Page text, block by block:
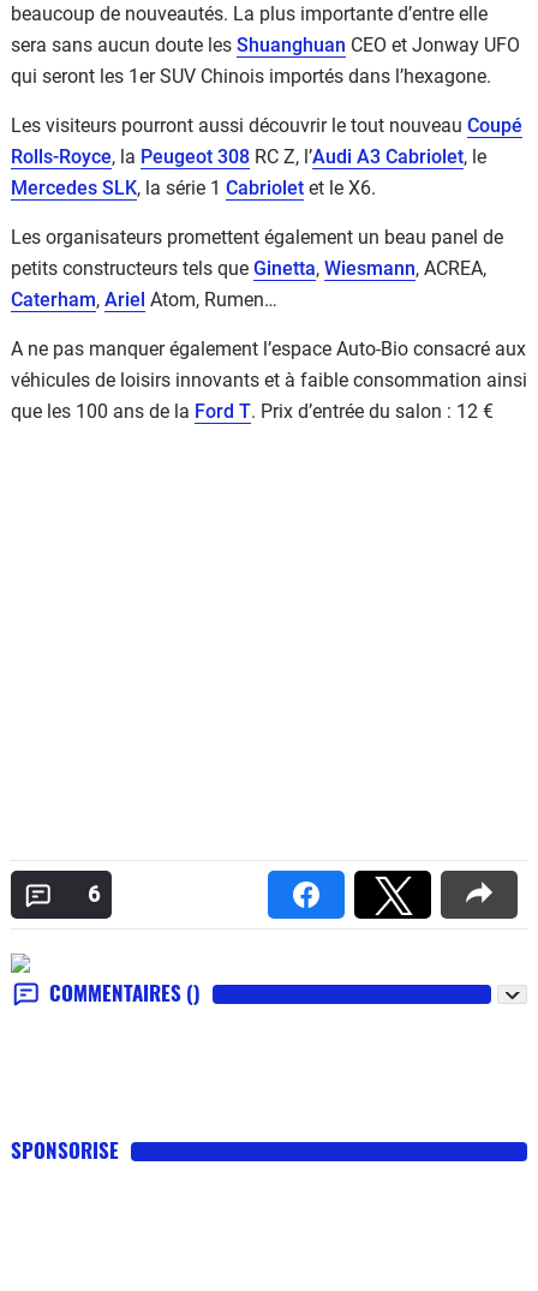
beaucoup de nouveautés. La plus importante d’entre elle
sera sans aucun doute les Shuanghuan CEO et Jonway UFO
qui seront les 1er SUV Chinois importés dans l’hexagone.
Les visiteurs pourront aussi découvrir le tout nouveau Coupé
Rolls-Royce, la Peugeot 308 RC Z, l’Audi A3 Cabriolet, le
Mercedes SLK, la série 1 Cabriolet et le X6.
Les organisateurs promettent également un beau panel de
petits constructeurs tels que Ginetta, Wiesmann, ACREA,
Caterham, Ariel Atom, Rumen…
A ne pas manquer également l’espace Auto-Bio consacré aux
véhicules de loisirs innovants et à faible consommation ainsi
que les 100 ans de la Ford T. Prix d’entrée du salon : 12 €
6
COMMENTAIRES ()
SPONSORISE